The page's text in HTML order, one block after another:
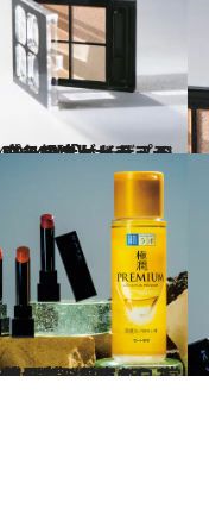
ト2024【2】ナチュラルに盛れる「ケイト」のアイシャドウがリップモンスター級大ヒット！
ティ＆ヘルス
崩壊のプチプラからあの老舗まで 日本のコスメ名作4選
ティ＆ヘルス